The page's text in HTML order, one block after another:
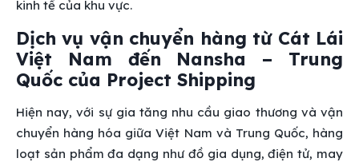
kinh tế của khu vực.
Dịch vụ vận chuyển hàng từ Cát Lái
Việt Nam đến Nansha – Trung
Quốc của Project Shipping
Hiện nay, với sự gia tăng nhu cầu giao thương và vận
chuyển hàng hóa giữa Việt Nam và Trung Quốc, hàng
loạt sản phẩm đa dạng như đồ gia dụng, điện tử, may